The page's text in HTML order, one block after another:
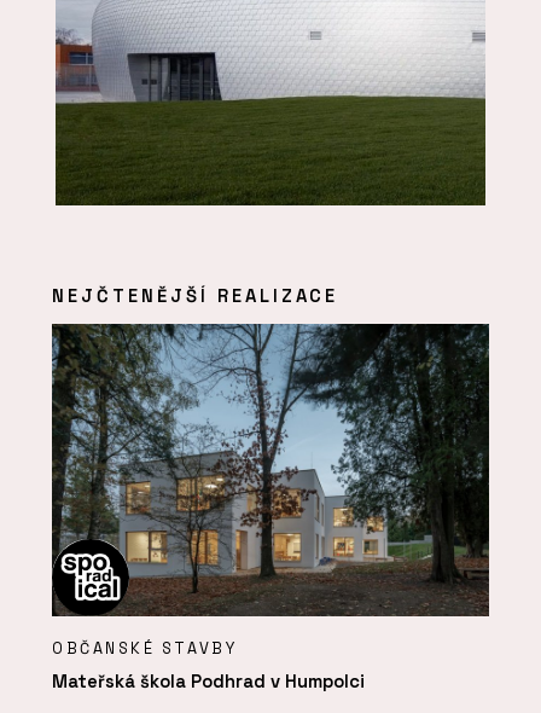
NEJČTENĚJŠÍ REALIZACE
OBČANSKÉ STAVBY
Mateřská škola Podhrad v Humpolci